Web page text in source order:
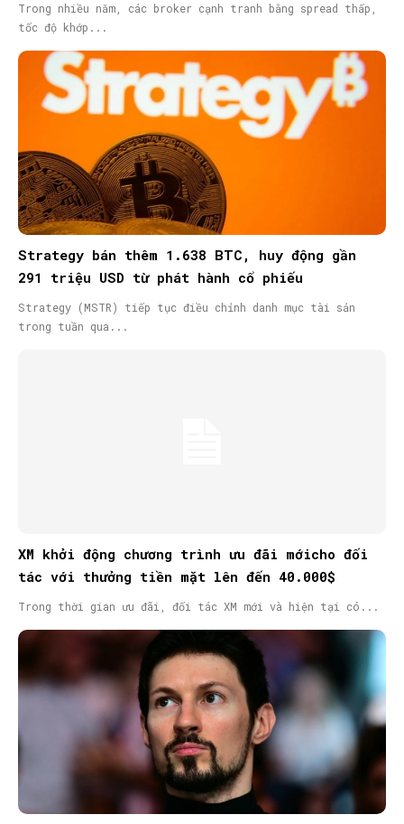
Trong nhiều năm, các broker cạnh tranh bằng spread thấp,
tốc độ khớp...
Strategy bán thêm 1.638 BTC, huy động gần
291 triệu USD từ phát hành cổ phiếu
Strategy (MSTR) tiếp tục điều chỉnh danh mục tài sản
trong tuần qua...
XM khởi động chương trình ưu đãi mớicho đối
tác với thưởng tiền mặt lên đến 40.000$
Trong thời gian ưu đãi, đối tác XM mới và hiện tại có...